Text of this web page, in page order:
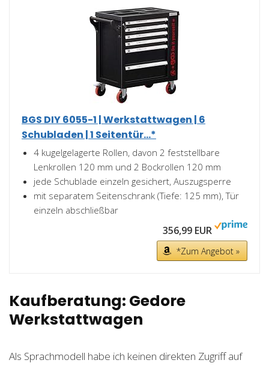
BGS DIY 6055-1 | Werkstattwagen | 6
Schubladen | 1 Seitentür...*
4 kugelgelagerte Rollen, davon 2 feststellbare
Lenkrollen 120 mm und 2 Bockrollen 120 mm
jede Schublade einzeln gesichert, Auszugsperre
mit separatem Seitenschrank (Tiefe: 125 mm), Tür
einzeln abschließbar
356,99 EUR
*Zum Angebot »
Kaufberatung: Gedore
Werkstattwagen
Als Sprachmodell habe ich keinen direkten Zugriff auf